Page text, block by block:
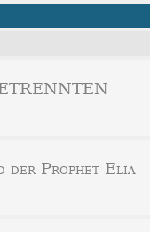
der Prophet Elia